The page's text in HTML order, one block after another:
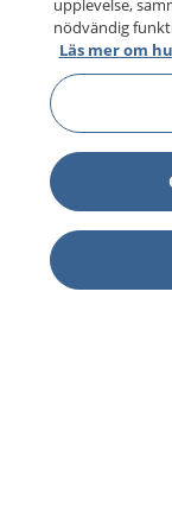
upplevelse,
nödvändig
Läs mer om